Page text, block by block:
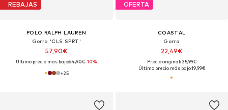
REBAJAS
POLO RALPH LAUREN
Gorra 'CLS SPRT'
57,90€
Último precio más bajo:64,90€-10%
+25
OFERTA
COASTAL
Gorra
22,49€
Precio original: 35,99€
Último precio más bajo:19,99€